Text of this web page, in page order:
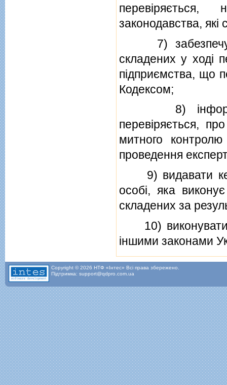
законодавства, якi
7)
складених у ходi
пiдприємства, що
Кодексом;
8)
перевiряється,
митного
проведення
9) видавати
особi, яка
складених за
10) виконувати
iншими законами
Copyright © 2026 НТФ «Інтес» Всі права збережено.
Підтримка: support@qdpro.com.ua